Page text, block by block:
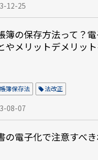
12-25
簿の保存方法って？
やメリットデメリッ
簿保存法 法改正
08-07
の電子化で注意すべ